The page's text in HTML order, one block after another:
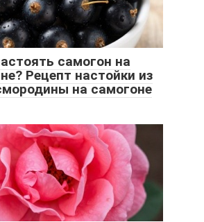
самогон на
Рецепт настойки из
на самогоне